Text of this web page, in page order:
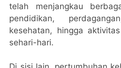
telah menjangkau
pendidikan,
kesehatan, hingga
sehari-hari.